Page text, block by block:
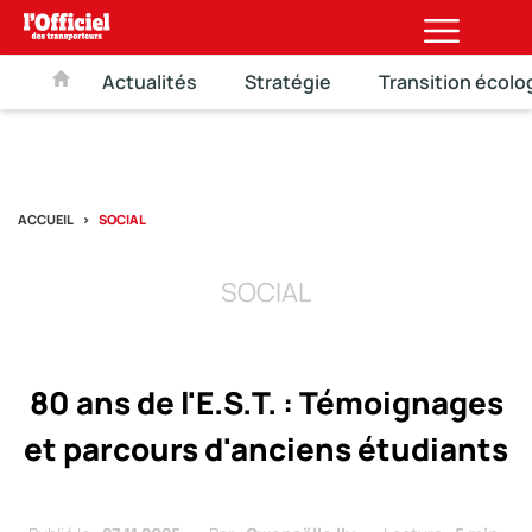
Actualités Stratégie Transition
ACCUEIL SOCIAL
SOCIAL
80 ans de l'E.S.T. : Témoignages
et parcours d'anciens étudiants